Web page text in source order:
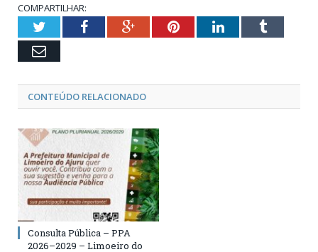
COMPARTILHAR:
TwitterFacebookGoogle+PinterestLinkedInTumblr
Email
CONTEÚDO RELACIONADO
Consulta Pública – PPA
2026–2029 – Limoeiro do